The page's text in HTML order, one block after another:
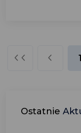
1
Ostatnie